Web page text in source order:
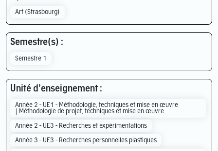
Art (Strasbourg)
Semestre(s) :
Semestre 1
Unité d’enseignement :
Année 2 - UE1 - Méthodologie, techniques et mise en œuvre
| Méthodologie de projet, techniques et mise en œuvre
Année 2 - UE3 - Recherches et expérimentations
Année 3 - UE3 - Recherches personnelles plastiques